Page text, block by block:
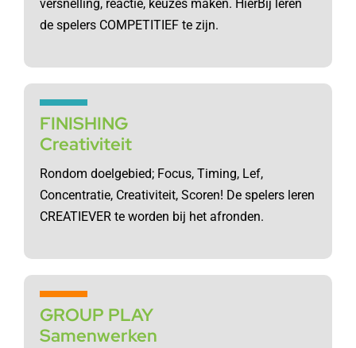
versnelling, reactie, keuzes maken. HierBij leren
de spelers COMPETITIEF te zijn.
FINISHING
Creativiteit
Rondom doelgebied; Focus, Timing, Lef,
Concentratie, Creativiteit, Scoren! De spelers leren
CREATIEVER te worden bij het afronden.
GROUP PLAY
Samenwerken